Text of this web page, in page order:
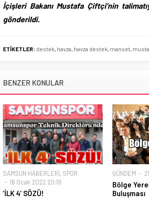
İçişleri Bakanı Mustafa Çiftçi’nin
gönderildi.
ETİKETLER: destek, havza, havza destek, manset,
BENZER KONULAR
SAMSUN HABERLERİ, SPOR
18 Ocak 2022 20:19
‘İLK 4’ SÖZÜ!
GÜNDEM
Bölge
Buluşması